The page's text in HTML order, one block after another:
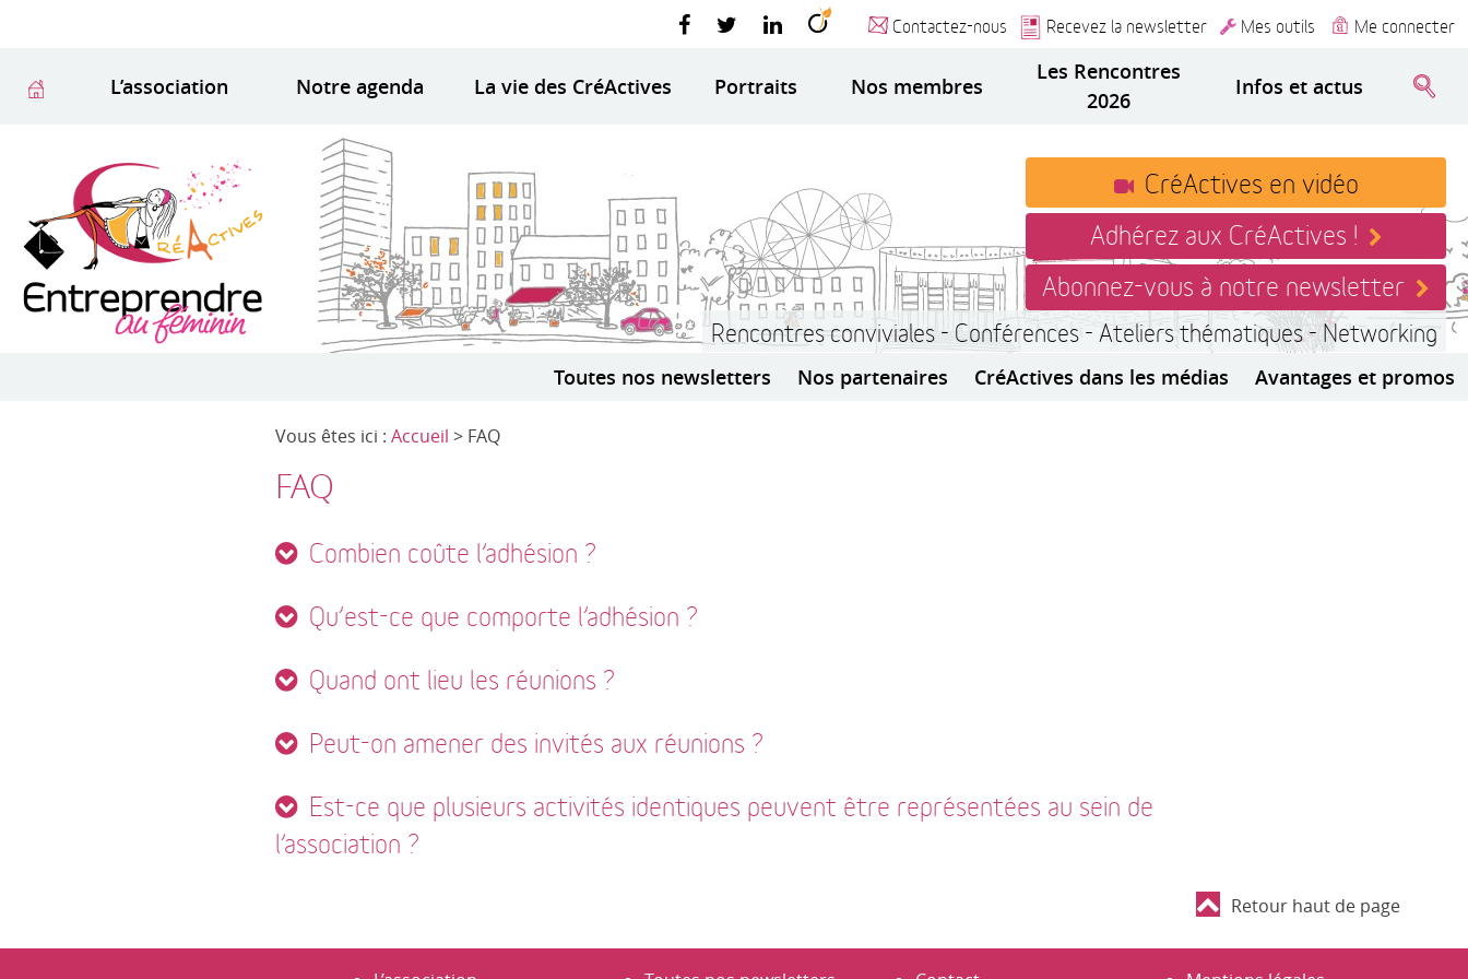
Contactez-nous Recevez la newsletter Mes outils Me connecter
L’association Notre agenda La vie des CréActives Portraits Nos membres
Les Rencontres
2026
Infos et actus
CréActives en vidéo
Adhérez aux CréActives !
Abonnez-vous à notre newsletter
Rencontres conviviales - Conférences - Ateliers thématiques - Networking
Toutes nos newsletters Nos partenaires CréActives dans les médias Avantages et promos
Vous êtes ici : Accueil > FAQ
FAQ
Combien coûte l’adhésion ?
Qu’est-ce que comporte l’adhésion ?
Quand ont lieu les réunions ?
Peut-on amener des invités aux réunions ?
Est-ce que plusieurs activités identiques peuvent être représentées au sein de
l’association ?
Retour haut de page